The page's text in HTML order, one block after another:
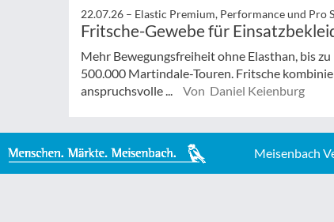
22.07.26 – Elastic Premium, Performance und Pro
Fritsche-Gewebe für
Mehr Bewegungsfreiheit ohne Elasthan, bis
500.000 Martindale-Touren. Fritsche
anspruchsvolle ...
Von Daniel Keienburg
Meisenbach